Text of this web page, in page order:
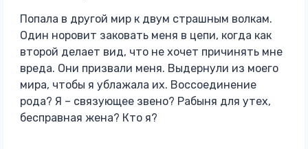
Попала в другой мир к двум страшным волкам.
Один норовит заковать меня в цепи, когда как
второй делает вид, что не хочет причинять мне
вреда. Они призвали меня. Выдернули из моего
мира, чтобы я ублажала их. Воссоединение
рода? Я – связующее звено? Рабыня для утех,
бесправная жена? Кто я?